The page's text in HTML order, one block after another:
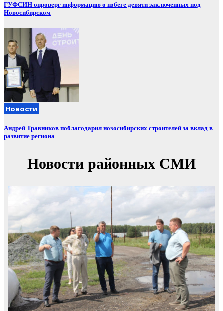
ГУФСИН опроверг информацию о побеге девяти заключенных под
Новосибирском
Новости
Андрей Травников поблагодарил новосибирских строителей за вклад в
развитие региона